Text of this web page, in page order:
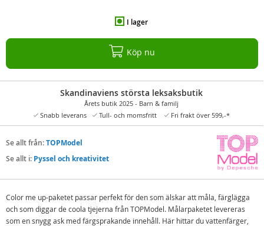
I lager
Köp nu
Skandinaviens största leksaksbutik
Årets butik 2025 - Barn & familj
Snabb leverans
Tull- och momsfritt Fri frakt över 599,-*
Se allt från:TOPModel
Se allt i: Pyssel och kreativitet
Color me up-paketet passar perfekt för den som älskar att måla, färglägga
och som diggar de coola tjejerna från TOPModel. Målarpaketet levereras
som en snygg ask med färgsprakande innehåll. Här hittar du vattenfärger,